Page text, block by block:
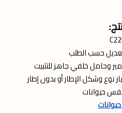
حسب الطلب
وحامل خلفي جاهز للتثبيت
نوع وشكل الإطار أو بدون إطار
حيوانات